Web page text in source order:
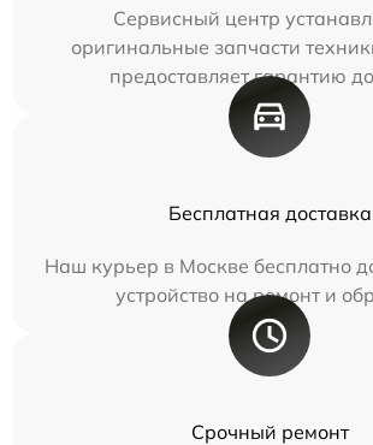
Сервисный центр
оригинальные запчасти
предоставляет гарантию
Бесплатная доставка
Наш курьер в Москве бесплатно
устройство на ремонт и
Срочный ремонт